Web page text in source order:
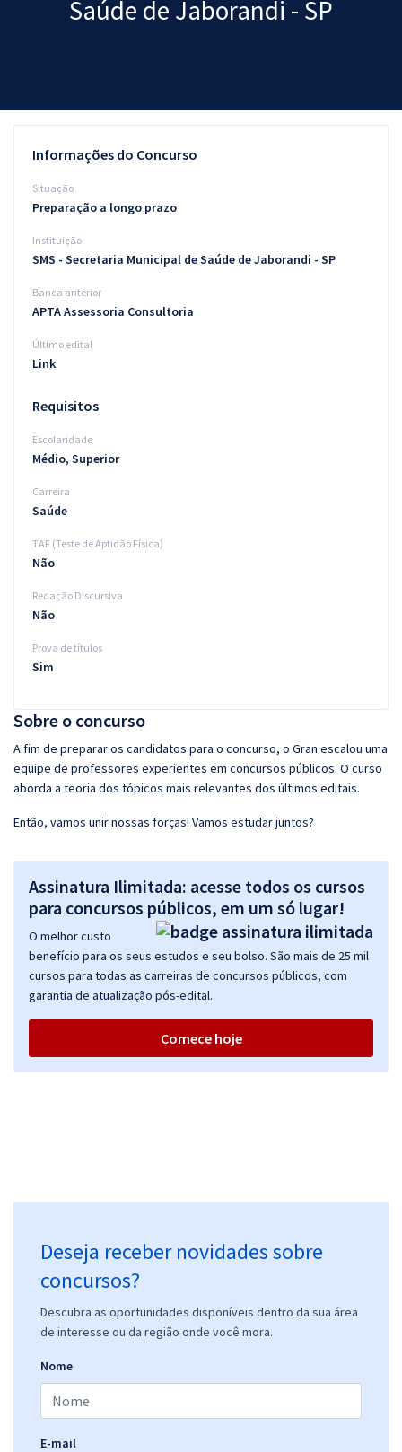
Questões grátis
Blog
Aprovados
Atendimento
Saúde de Jaborandi - SP
Sobre o concurso
A fim de preparar os candidatos para o concurso, o Gran escalou uma
equipe de professores experientes em concursos públicos. O curso
aborda a teoria dos tópicos mais relevantes dos últimos editais.
Então, vamos unir nossas forças! Vamos estudar juntos?
Assinatura Ilimitada: acesse todos os cursos
para concursos públicos, em um só lugar!
O melhor custo
benefício para os seus estudos e seu bolso. São mais de 25 mil
cursos para todas as carreiras de concursos públicos, com
garantia de atualização pós-edital.
Comece hoje
Deseja receber novidades sobre
concursos?
Descubra as oportunidades disponíveis dentro da sua área
de interesse ou da região onde você mora.
Nome
E-mail
Informações do Concurso
Situação
Preparação a longo prazo
Instituição
SMS - Secretaria Municipal de Saúde de Jaborandi - SP
Banca anterior
APTA Assessoria Consultoria
Último edital
Link
Requisitos
Escolaridade
Médio, Superior
Carreira
Saúde
TAF (Teste de Aptidão Física)
Não
Redação Discursiva
Não
Prova de títulos
Sim